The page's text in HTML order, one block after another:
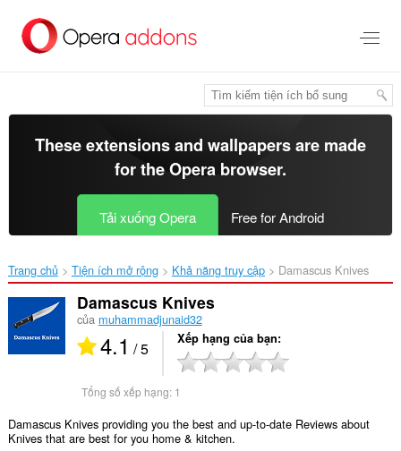
đến
These extensions and wallpapers are made
for theOpera browser.
Tải xuống Opera Free for Android
Trang chủ Tiện ích mở rộng Khả năng truy cập Damascus Knives‎
Damascus Knives
của muhammadjunaid32
4.1 / 5 Xếp hạng của bạn
Tổng số xếp hạng: 1
Damascus Knives providing you the best and up-to-date Reviews about
Knives that are best for you home & kitchen.